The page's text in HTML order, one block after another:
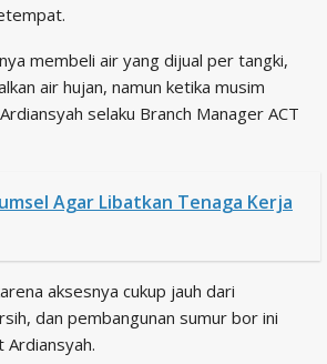
membeli air yang dijual per tangki,
air hujan, namun ketika musim
selaku Branch Manager ACT
Agar Libatkan Tenaga Kerja
aksesnya cukup jauh dari
dan pembangunan sumur bor ini
Ardiansyah.